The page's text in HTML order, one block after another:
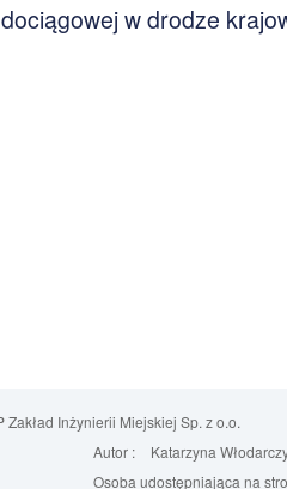
w drodze
Zakład Inżynierii Miejskiej Sp. z o.o.
Autor :
Katarzyna
Osoba udostępniająca na